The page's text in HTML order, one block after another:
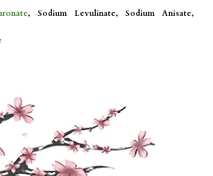
, Sodium Levulinate, Sodium Anisate,